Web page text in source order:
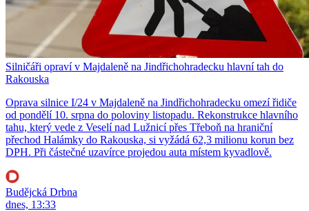
Silničáři opraví v Majdaleně na Jindřichohradecku hlavní tah do
Rakouska
Oprava silnice I/24 v Majdaleně na Jindřichohradecku omezí řidiče
od pondělí 10. srpna do poloviny listopadu. Rekonstrukce hlavního
tahu, který vede z Veselí nad Lužnicí přes Třeboň na hraniční
přechod Halámky do Rakouska, si vyžádá 62,3 milionu korun bez
DPH. Při částečné uzavírce projedou auta místem kyvadlově.
Budějcká Drbna
dnes, 13:33